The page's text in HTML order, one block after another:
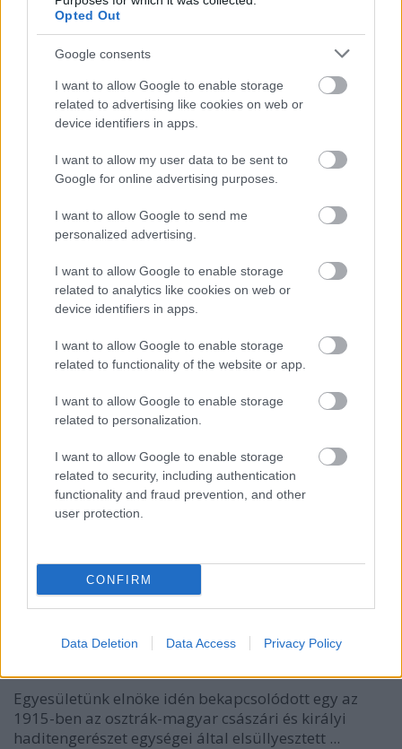
Opted Out
Google consents
I want to allow Google to enable storage
related to advertising like cookies on web or
device identifiers in apps.
I want to allow my user data to be sent to
Google for online advertising purposes.
I want to allow Google to send me
personalized advertising.
I want to allow Google to enable storage
related to analytics like cookies on web or
device identifiers in apps.
I want to allow Google to enable storage
related to functionality of the website or app.
I want to allow Google to enable storage
related to personalization.
I want to allow Google to enable storage
related to security, including authentication
functionality and fraud prevention, and other
user protection.
CONFIRM
Data Deletion Data Access Privacy Policy
RUMIJA
This year, the president of our association joined an
international project investigating the history of the
Montenegrin royal yacht RUMIJA, which was sunk by
2025. november 07.
Egyesületünk elnöke idén bekapcsolódott egy az
1915-ben az osztrák-magyar császári és királyi
haditengerészet egységei által elsüllyesztett ...